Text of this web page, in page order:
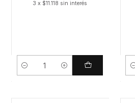
3 x $11.118 sin interés
Cantidad